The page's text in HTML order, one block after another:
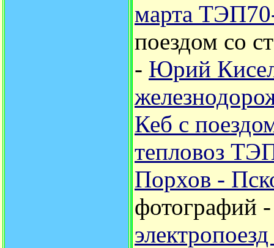
марта
поездом со
- Юрий
Кеб с
тепловоз
Порхов -
фотографий